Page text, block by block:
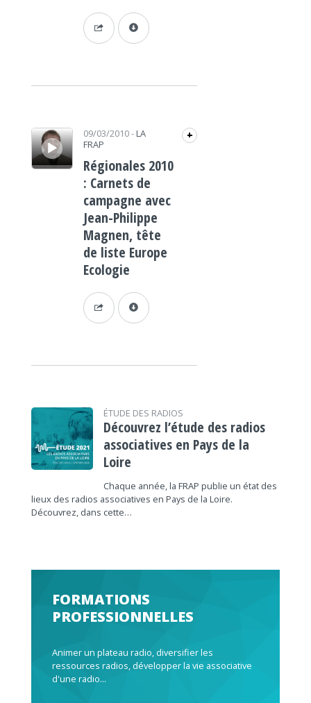
Lecteur audio 09/03/2010- LA
FRAP
+
Régionales 2010
: Carnets de
campagne avec
Jean-Philippe
Magnen, tête
de liste Europe
Ecologie
ÉTUDE DES RADIOS
Découvrez l’étude des radios
associatives en Pays de la
Loire
Chaque année, la FRAP publie un état des
lieux des radios associatives en Pays de la Loire.
Découvrez, dans cette…
FORMATIONS
PROFESSIONNELLES
Animer un plateau radio, diversifier les
ressources radios, développer la vie associative
d'une radio...